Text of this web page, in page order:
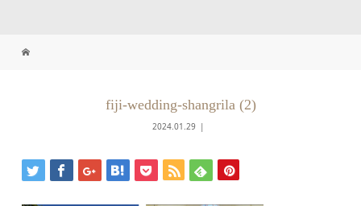
fiji-wedding-shangrila (2)
2024.01.29